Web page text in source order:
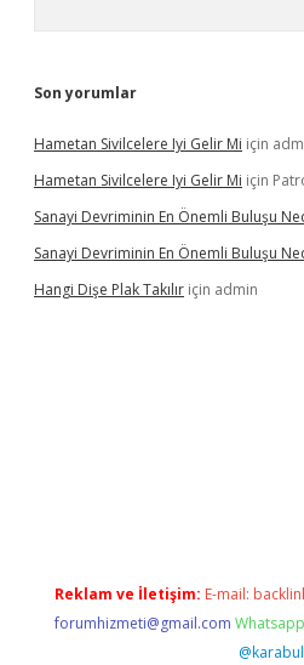
Son yorumlar
Hametan Sivilcelere Iyi Gelir Mi için
Hametan Sivilcelere Iyi Gelir Mi için
Sanayi Devriminin En Önemli Buluşu
Sanayi Devriminin En Önemli Buluşu
Hangi Dişe Plak Takılır için admin
Reklam ve İletişim: E-mail:
forumhizmeti@gmail.com
@karabul